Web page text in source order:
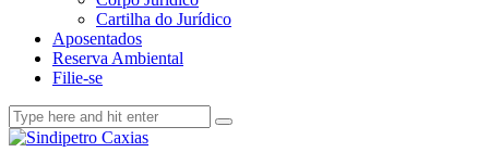
Cartilha do Jurídico
Aposentados
Reserva Ambiental
Filie-se